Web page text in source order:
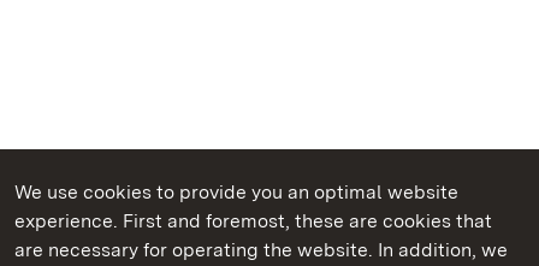
We use cookies to provide you an optimal website
experience. First and foremost, these are cookies that
are necessary for operating the website. In addition, we